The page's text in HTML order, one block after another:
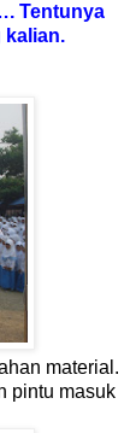
Tentunya
kalian.
material.
pintu masuk